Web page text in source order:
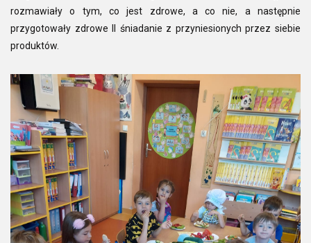
rozmawiały o tym, co jest zdrowe, a co nie, a następnie
przygotowały zdrowe II śniadanie z przyniesionych przez siebie
produktów.